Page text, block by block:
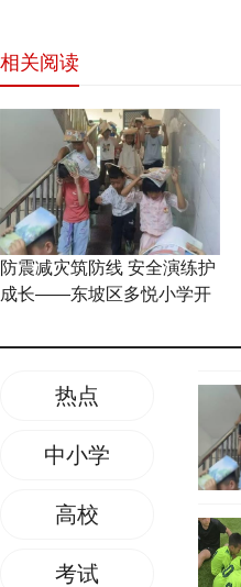
相关阅读
防震减灾筑防线 安全演练护
成长——东坡区多悦小学开
热点
中小学
高校
考试